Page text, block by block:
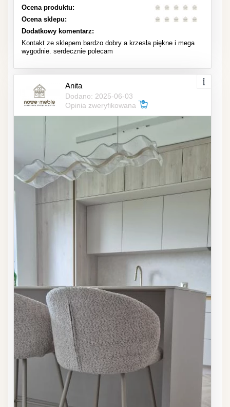
Ocena produktu:
Ocena sklepu:
Dodatkowy komentarz:
Kontakt ze sklepem bardzo dobry a krzesła piękne i mega
wygodnie. serdecznie polecam
Anita
Dodano: 2025-06-03
Opinia zweryfikowana